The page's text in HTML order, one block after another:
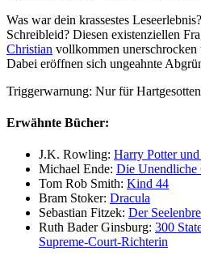
Was war dein krassestes
Schreibleid? Diesen existenziellen
Christian vollkommen
Dabei eröffnen sich ungeahnte
Triggerwarnung: Nur für
Erwähnte Bücher:
J.K. Rowling: Harry Potter
Michael Ende: Die Unendliche
Tom Rob Smith: Kind 44
Bram Stoker: Dracula
Sebastian Fitzek: Der
Ruth Bader Ginsburg: 300
Supreme-Court-Richterin